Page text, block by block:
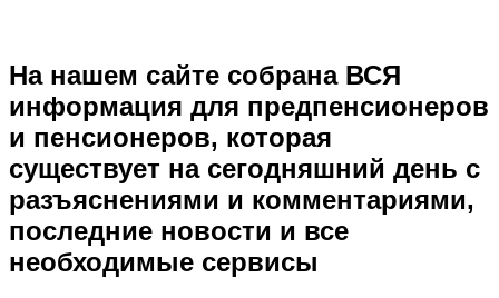
На нашем сайте собрана ВСЯ
информация для предпенсионеров
и пенсионеров, которая
существует на сегодняшний день с
разъяснениями и комментариями,
последние новости и все
необходимые сервисы